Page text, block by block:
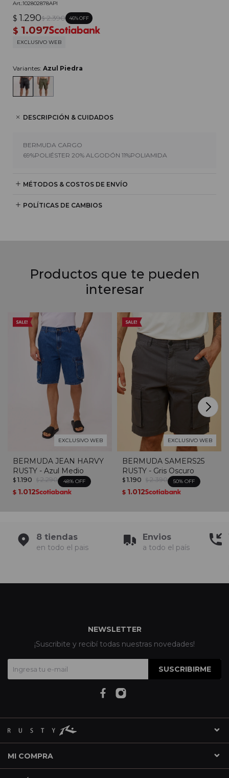
102802878API
$ 1.290$ 2.390 46
$ 1.097
EXCLUSIVO WEB
Variantes: Azul Piedra
DESCRIPCIÓN & CUIDADOS
BERMUDA CARGO
69%POLIÉSTER 20% ALGODÓN 11%POLIAMIDA
MÉTODOS & COSTOS DE ENVÍO
POLÍTICAS DE CAMBIOS
Productos que te pueden
interesar
EXCLUSIVO WEB
BERMUDA JEAN HARVY
RUSTY - Azul Medio
$ 1.190 $ 2.290 48
$ 1.012
EXCLUSIVO WEB
BERMUDA SAMERS25
RUSTY - Gris Oscuro
$ 1.190 $ 2.390 50
$ 1.012
8 tiendas
en todo el pais
Envios
a todo el país
MI COMPRA
NEWSLETTER
¡Suscribite y recibí todas nuestras novedades!
SUSCRIBIRME